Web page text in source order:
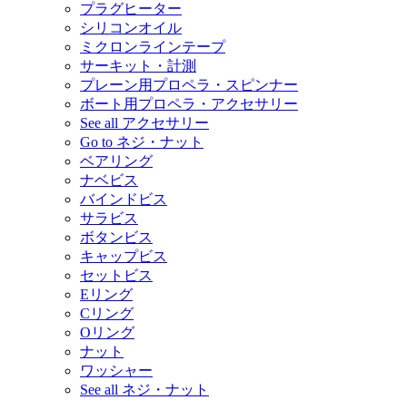
プラグヒーター
シリコンオイル
ミクロンラインテープ
サーキット・計測
プレーン用プロペラ・スピンナー
ボート用プロペラ・アクセサリー
See all アクセサリー
Go to ネジ・ナット
ベアリング
ナベビス
バインドビス
サラビス
ボタンビス
キャップビス
セットビス
Eリング
Cリング
Oリング
ナット
ワッシャー
See all ネジ・ナット